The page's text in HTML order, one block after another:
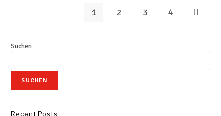
1 2 3 4
Suchen
SUCHEN
Recent Posts